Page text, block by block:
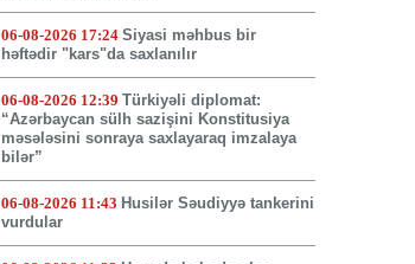
06-08-2026 17:24 Siyasi məhbus bir
həftədir "kars"da saxlanılır
06-08-2026 12:39 Türkiyəli diplomat:
“Azərbaycan sülh sazişini Konstitusiya
məsələsini sonraya saxlayaraq imzalaya
bilər”
06-08-2026 11:43 Husilər Səudiyyə tankerini
vurdular